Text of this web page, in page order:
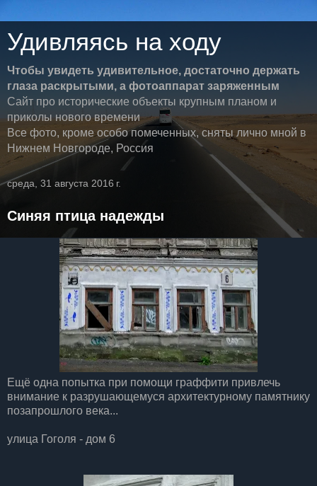
Удивляясь на ходу
Чтобы увидеть удивительное, достаточно держать
глаза раскрытыми, а фотоаппарат заряженным
Сайт про исторические объекты крупным планом и
приколы нового времени
Все фото, кроме особо помеченных, сняты лично мной в
Нижнем Новгороде, Россия
среда, 31 августа 2016 г.
Синяя птица надежды
Ещё одна попытка при помощи граффити привлечь
внимание к разрушающемуся архитектурному памятнику
позапрошлого века...
улица Гоголя - дом 6